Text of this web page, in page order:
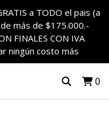
a TODO el pais (a
más de $175.000.-
FINALES CON IVA
ningún costo más
0